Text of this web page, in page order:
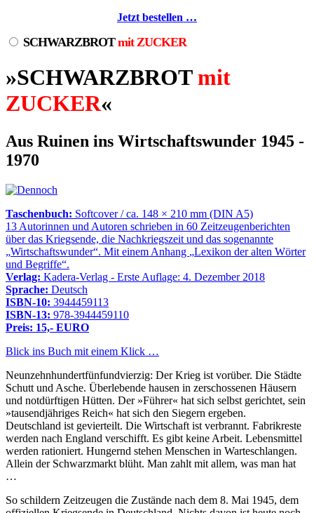
Jetzt bestellen …
SCHWARZBROTmit ZUCKER
»SCHWARZBROTmit
ZUCKER«
Aus Ruinen ins Wirtschaftswunder 1945 -
1970
Taschenbuch: Softcover / ca. 148 × 210 mm (DIN A5)
13 Autorinnen und Autoren schrieben in 60 Zeitzeugenberichten
über das Kriegsende, die Nachkriegszeit und das sogenannte
Wirtschaftswunder . Mit einem Anhang
Lexikon der alten Wörter
und Begriffe .
Verlag: Kadera-Verlag - Erste Auflage: 4. Dezember 2018
Sprache: Deutsch
ISBN-10: 3944459113
ISBN-13: 978-3944459110
Preis: 15,- EURO
Blick ins Buch mit einem Klick …
Neunzehnhundertfünfundvierzig: Der Krieg ist vorüber. Die Städte
Schutt und Asche. Überlebende hausen in zerschossenen Häusern
und notdürftigen Hütten. Der »Führer« hat sich selbst gerichtet, sein
»tausendjähriges Reich« hat sich den Siegern ergeben.
Deutschland ist gevierteilt. Die Wirtschaft ist verbrannt. Fabrikreste
werden nach England verschifft. Es gibt keine Arbeit. Lebensmittel
werden rationiert. Hungernd stehen Menschen in Warteschlangen.
Allein der Schwarzmarkt blüht. Man zahlt mit allem, was man hat
…
So schildern Zeitzeugen die Zustände nach dem 8. Mai 1945, dem